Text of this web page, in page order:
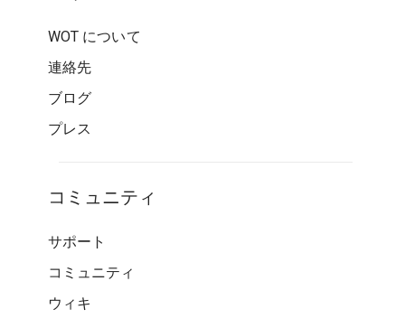
WOT について
連絡先
ブログ
プレス
コミュニティ
サポート
コミュニティ
ウィキ